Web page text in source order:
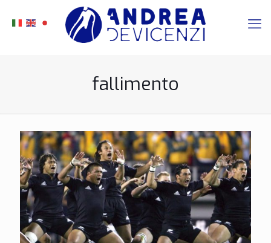
fallimento